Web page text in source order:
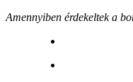
Amennyiben érdekeltek a